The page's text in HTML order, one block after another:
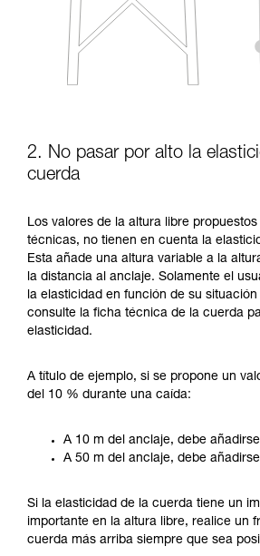
2. No pasar por alto la
cuerda
Los valores de la altura libre
técnicas, no tienen en cuenta la
Esta añade una altura variable a la
la distancia al anclaje. Solamente el
la elasticidad en función de su
consulte la ficha técnica de la cuerda
elasticidad.
A título de ejemplo, si se propone un
del 10 % durante una caída:
A 10 m del anclaje, debe
A 50 m del anclaje, debe
Si la elasticidad de la cuerda tiene un
importante en la altura libre, realice un
cuerda más arriba siempre que sea